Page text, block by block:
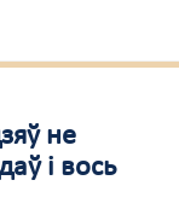
не
і вось